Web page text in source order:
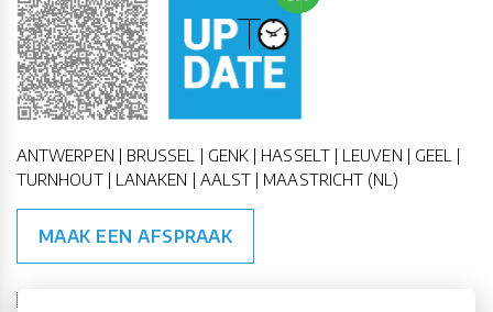
ANTWERPEN | BRUSSEL | GENK | HASSELT | LEUVEN | GEEL |
TURNHOUT | LANAKEN | AALST | MAASTRICHT (NL)
MAAK EEN AFSPRAAK
🇪🇺 🇧🇪